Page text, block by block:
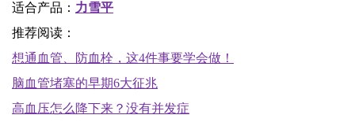
适合产品： 力雪平
推荐阅读：
想通血管、防血栓，这4件事要学会做！
脑血管堵塞的早期6大征兆
高血压怎么降下来？没有并发症